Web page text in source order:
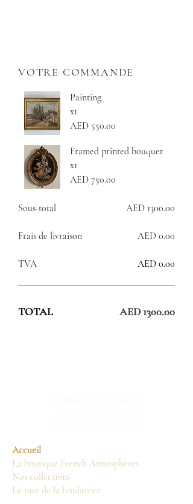
VOTRE COMMANDE
Painting
x1
AED 550.00
Framed printed bouquet
x1
AED 750.00
Sous-total AED 1300.00
Frais de livraison AED 0.00
TVA AED 0.00
TOTAL AED 1300.00
Accueil
La boutique French Atmosphères
Nos collections
Le mot de la fondatrice